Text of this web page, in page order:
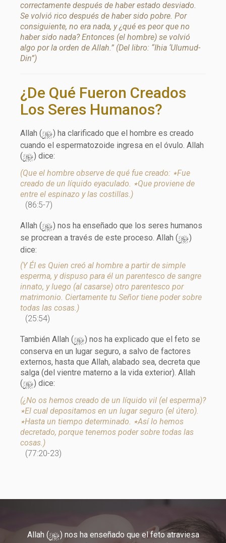
correctamente después de haber estado desviado.
Se volvió rico después de haber sido pobre. Por
consiguiente, no era nada, y ¿qué es peor que no
haber sido nada? Entonces (el hombre) se volvió
algo por la orden de Allah.” (Del libro: “Ihia ‘Ulumud-
Din”)
¿De Qué Fueron Creados
Los Seres Humanos?
Allah (y) ha clarificado que el hombre es creado
cuando el espermatozoide ingresa en el óvulo. Allah
(y) dice:
(Que el hombre observe de qué fue creado: ٭Fue
creado de un líquido eyaculado. ٭Que proviene de
entre el espinazo y las costillas.)
(86:5-7)
Allah (y) nos ha enseñado que los seres humanos
se procrean a través de este proceso. Allah (y)
dice:
(Y Él es Quien creó al hombre a partir de simple
esperma, y dispuso para él un parentesco de sangre
innato, y luego (al casarse) otro parentesco por
matrimonio. Ciertamente tu Señor tiene poder sobre
todas las cosas.)
(25:54)
También Allah (y) nos ha explicado que el feto se
conserva en un lugar seguro, a salvo de factores
externos, hasta que Allah, alabado sea, decreta que
salga (del vientre materno a la vida exterior). Allah
(y) dice:
(¿No os hemos creado de un líquido vil (el esperma)?
٭El cual depositamos en un lugar seguro (el útero).
٭Hasta un tiempo determinado. ٭Así lo hemos
decretado, porque tenemos poder sobre todas las
cosas.)
(77:20-23)
Allah (y) nos ha enseñado que el feto atraviesa